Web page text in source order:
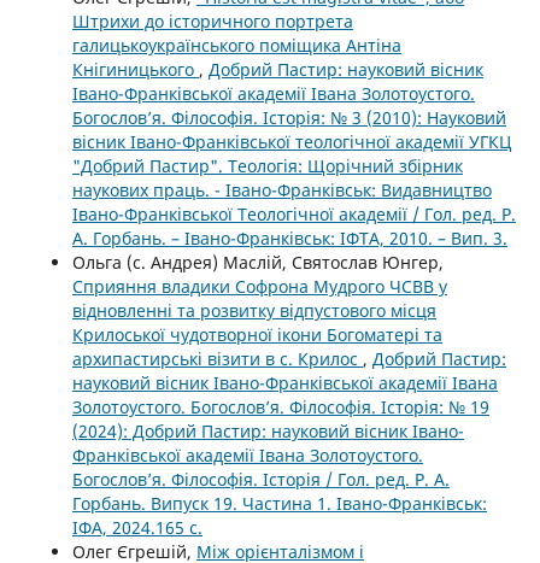
Штрихи до історичного портрета
галицькоукраїнського поміщика Антіна
Кнігиницького , Добрий Пастир: науковий вісник
Івано-Франківської академії Івана Золотоустого.
Богослов’я. Філософія. Історія: № 3 (2010): Науковий
вісник Івано-Франківської теологічної академії УГКЦ
"Добрий Пастир". Теологія: Щорічний збірник
наукових праць. - Івано-Франківськ: Видавництво
Івано-Франківської Теологічної академії / Гол. ред. Р.
А. Горбань. – Івано-Франківськ: ІФТА, 2010. – Вип. 3.
Ольга (с. Андрея) Маслій, Святослав Юнгер,
Сприяння владики Софрона Мудрого ЧСВВ у
відновленні та розвитку відпустового місця
Крилоської чудотворної ікони Богоматері та
архипастирські візити в с. Крилос , Добрий Пастир:
науковий вісник Івано-Франківської академії Івана
Золотоустого. Богослов’я. Філософія. Історія: № 19
(2024): Добрий Пастир: науковий вісник Івано-
Франківської академії Івана Золотоустого.
Богослов’я. Філософія. Історія / Гол. ред. Р. А.
Горбань. Випуск 19. Частина 1. Івано-Франківськ:
ІФА, 2024.165 с.
Олег Єгрешій, Між орієнталізмом і